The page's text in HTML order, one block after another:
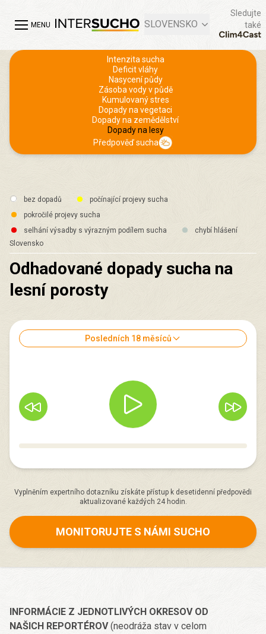
MENU SLOVENSKO
Sledujte
také
Intenzita sucha
Deficit vláhy
Nasycení půdy
Zásoba vody v půdě
Kumulovaný stres
Dopady na vegetaci
Dopady na zemědělství
Dopady na lesy
Předpověď sucha
bez dopadů
počínající projevy sucha
pokročilé projevy sucha
selhání výsadby s výrazným podílem sucha
chybí hlášení
Slovensko
Odhadované dopady sucha na
lesní porosty
Posledních 18 měsíců
Vyplněním expertního dotazníku získáte přístup k desetidenní předpovědi
aktualizované každých 24 hodin.
MONITORUJTE S NÁMI SUCHO
INFORMÁCIE Z JEDNOTLIVÝCH OKRESOV OD
NAŠICH REPORTÉROV(neodráža stav v celom